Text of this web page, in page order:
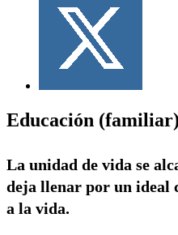
Educación
La unidad de vida se
deja llenar por un ideal
a la vida.